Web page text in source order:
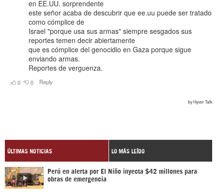
ÚLTIMAS NOTICIAS LO MÁS LEÍDO
Perú en alerta por El Niño inyecta $42 millones para
obras de emergencia